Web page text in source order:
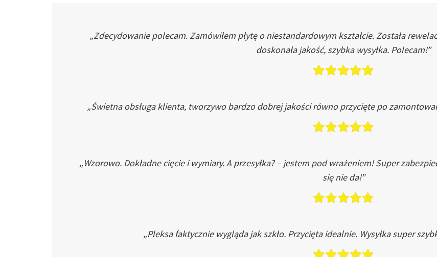
„Zdecydowanie polecam. Zamówiłem płytę o niestandardowym kształcie. Została
doskonała jakość, szybka wysyłka. Polecam!”
„Świetna obsługa klienta, tworzywo bardzo dobrej jakości równo przycięte po
„Wzorowo. Dokładne cięcie i wymiary. A przesyłka? – jestem pod wrażeniem! Super
się nie da!”
„Pleksa faktycznie wygląda jak szkło. Przycięta idealnie. Wysyłka super